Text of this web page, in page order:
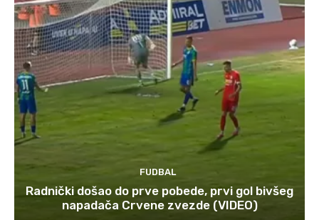
FUDBAL
Radnički došao do prve pobede, prvi gol bivšeg
napadača Crvene zvezde (VIDEO)